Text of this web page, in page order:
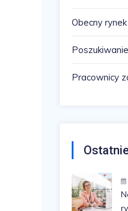
Obecny
Pracownicy